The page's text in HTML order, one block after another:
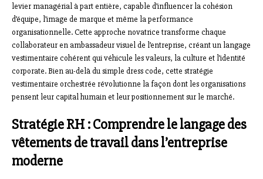
levier managérial à part entière, capable d’influencer la cohésion
d’équipe, l’image de marque et même la performance
organisationnelle. Cette approche novatrice transforme chaque
collaborateur en ambassadeur visuel de l’entreprise, créant un langage
vestimentaire cohérent qui véhicule les valeurs, la culture et l’identité
corporate. Bien au-delà du simple dress code, cette stratégie
vestimentaire orchestrée révolutionne la façon dont les organisations
pensent leur capital humain et leur positionnement sur le marché.
Stratégie RH : Comprendre le langage des
vêtements de travail dans l’entreprise
moderne